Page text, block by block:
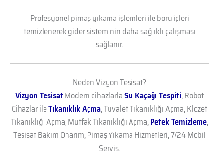
Profesyonel pimaş yıkama işlemleri ile boru içleri
temizlenerek gider sisteminin daha sağlıklı çalışması
sağlanır.
Neden Vizyon Tesisat?
Vizyon TesisatModern cihazlarlaSu Kaçağı Tespiti, Robot
Cihazlar ileTıkanıklık Açma, Tuvalet Tıkanıklığı Açma, Klozet
Tıkanıklığı Açma, Mutfak Tıkanıklığı Açma,Petek Temizleme,
Tesisat Bakım Onarım, Pimaş Yıkama Hizmetleri, 7/24 Mobil
Servis.